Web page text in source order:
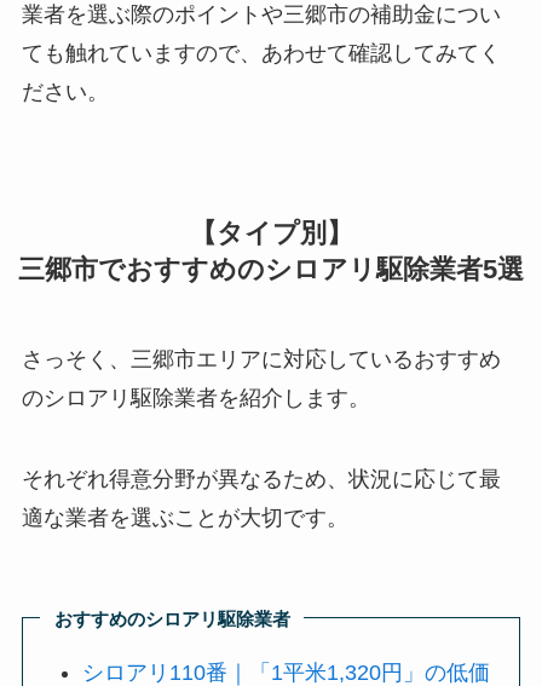
業者を選ぶ際のポイントや三郷市の補助金につい
ても触れていますので、あわせて確認してみてく
ださい。
【タイプ別】
三郷市でおすすめのシロアリ駆除業者5選
さっそく、三郷市エリアに対応しているおすすめ
のシロアリ駆除業者を紹介します。
それぞれ得意分野が異なるため、状況に応じて最
適な業者を選ぶことが大切です。
おすすめのシロアリ駆除業者
シロアリ110番｜「1平米1,320円」の低価